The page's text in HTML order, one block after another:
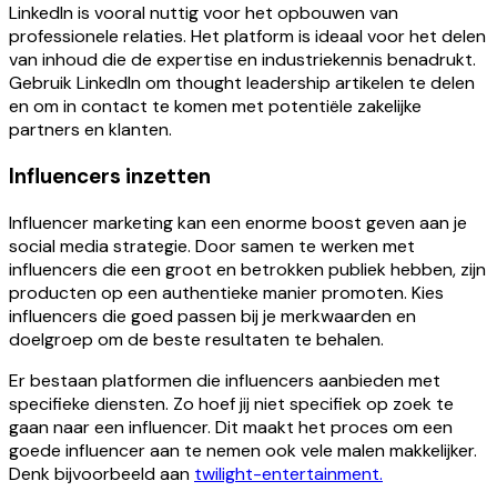
LinkedIn is vooral nuttig voor het opbouwen van
professionele relaties. Het platform is ideaal voor het delen
van inhoud die de expertise en industriekennis benadrukt.
Gebruik LinkedIn om thought leadership artikelen te delen
en om in contact te komen met potentiële zakelijke
partners en klanten.
Influencers inzetten
Influencer marketing kan een enorme boost geven aan je
social media strategie. Door samen te werken met
influencers die een groot en betrokken publiek hebben, zijn
producten op een authentieke manier promoten. Kies
influencers die goed passen bij je merkwaarden en
doelgroep om de beste resultaten te behalen.
Er bestaan platformen die influencers aanbieden met
specifieke diensten. Zo hoef jij niet specifiek op zoek te
gaan naar een influencer. Dit maakt het proces om een
goede influencer aan te nemen ook vele malen makkelijker.
Denk bijvoorbeeld aan twilight-entertainment.